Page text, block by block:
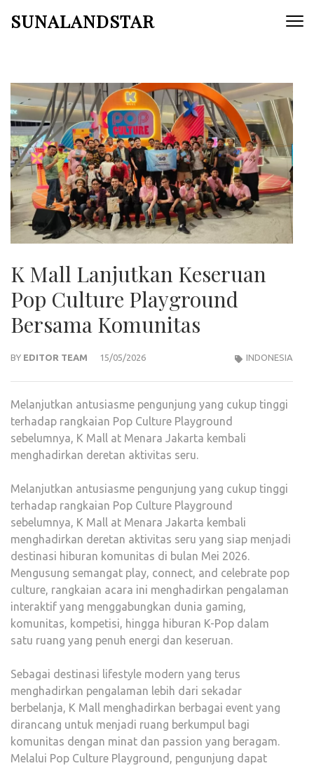
SUNALANDSTAR
K Mall Lanjutkan Keseruan
Pop Culture Playground
Bersama Komunitas
BY EDITOR TEAM 15/05/2026 INDONESIA
Melanjutkan antusiasme pengunjung yang cukup tinggi
terhadap rangkaian Pop Culture Playground
sebelumnya, K Mall at Menara Jakarta kembali
menghadirkan deretan aktivitas seru.
Melanjutkan antusiasme pengunjung yang cukup tinggi
terhadap rangkaian Pop Culture Playground
sebelumnya, K Mall at Menara Jakarta kembali
menghadirkan deretan aktivitas seru yang siap menjadi
destinasi hiburan komunitas di bulan Mei 2026.
Mengusung semangat play, connect, and celebrate pop
culture, rangkaian acara ini menghadirkan pengalaman
interaktif yang menggabungkan dunia gaming,
komunitas, kompetisi, hingga hiburan K-Pop dalam
satu ruang yang penuh energi dan keseruan.
Sebagai destinasi lifestyle modern yang terus
menghadirkan pengalaman lebih dari sekadar
berbelanja, K Mall menghadirkan berbagai event yang
dirancang untuk menjadi ruang berkumpul bagi
komunitas dengan minat dan passion yang beragam.
Melalui Pop Culture Playground, pengunjung dapat